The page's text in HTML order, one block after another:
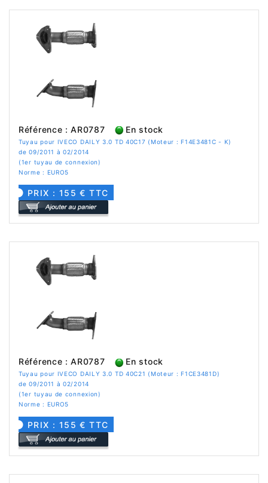
Référence : AR0787 En stock
Tuyau pour IVECO DAILY 3.0 TD 40C17 (Moteur : F14E3481C - K)
de 09/2011 à 02/2014
(1er tuyau de connexion)
Norme : EURO5
PRIX : 155 € TTC
Référence : AR0787 En stock
Tuyau pour IVECO DAILY 3.0 TD 40C21 (Moteur : F1CE3481D)
de 09/2011 à 02/2014
(1er tuyau de connexion)
Norme : EURO5
PRIX : 155 € TTC